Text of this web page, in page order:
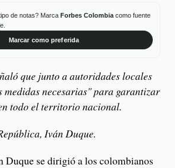
de notas? Marca Forbes Colombiacomo fuente
Marcar como preferida
que junto a autoridades locales
medidas necesarias" para garantizar
todo el territorio nacional.
Iván Duque.
Duque se dirigió a los colombianos